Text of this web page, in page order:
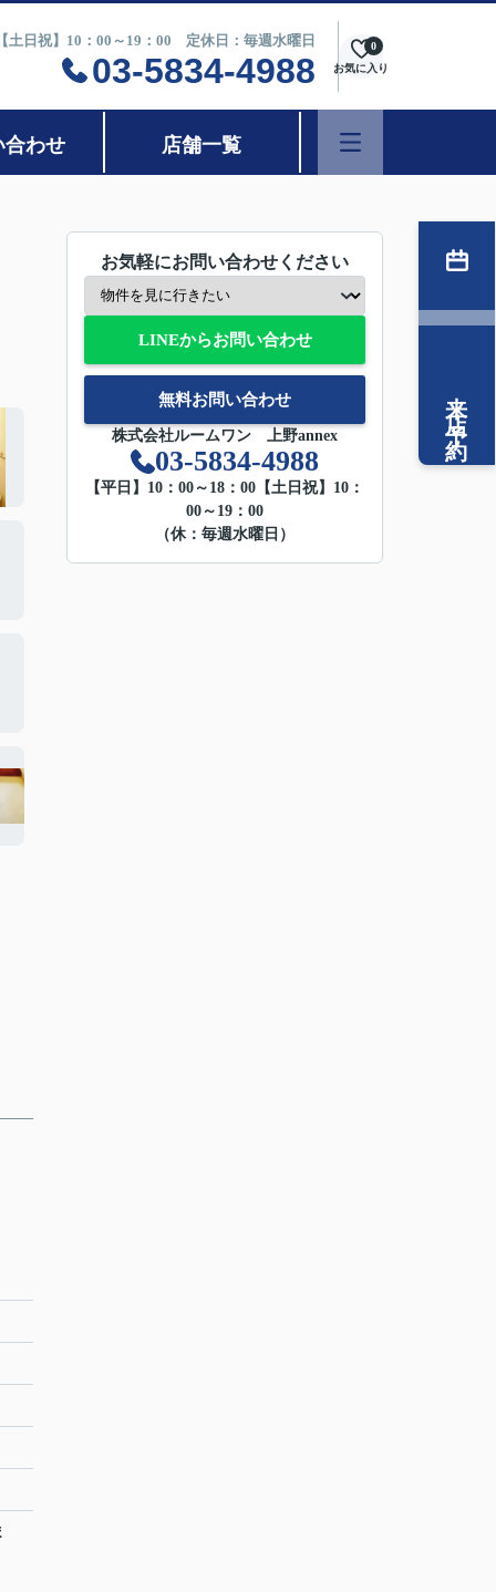
土日祝】10：00～19：00 定休日：毎週水曜日
03-5834-4988 お気に入り
0
合わせ 店舗一覧
お気軽にお問い合わせください
LINEからお問い合わせ
無料お問い合わせ
株式会社ルームワン 上野annex
03-5834-4988
【平日】10：00～18：00【土日祝】10：
00～19：00
（休：毎週水曜日）
来店予約